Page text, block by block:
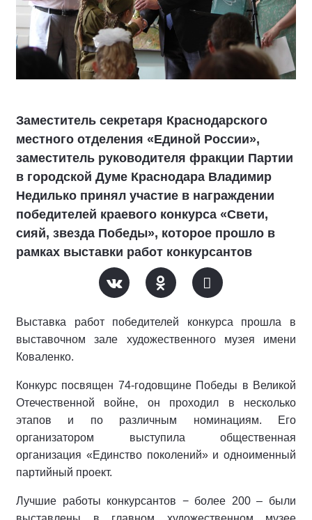
Заместитель секретаря Краснодарского
местного отделения «Единой России»,
заместитель руководителя фракции Партии
в городской Думе Краснодара Владимир
Недилько принял участие в награждении
победителей краевого конкурса «Свети,
сияй, звезда Победы», которое прошло в
рамках выставки работ конкурсантов
Выставка работ победителей конкурса прошла в
выставочном зале художественного музея имени
Коваленко.
Конкурс посвящен 74-годовщине Победы в Великой
Отечественной войне, он проходил в несколько
этапов и по различным номинациям. Его
организатором выступила общественная
организация «Единство поколений» и одноименный
партийный проект.
Лучшие работы конкурсантов − более 200 – были